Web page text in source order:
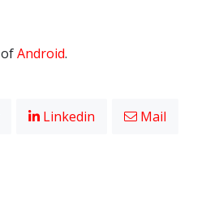
ofAndroid.
Linkedin Mail